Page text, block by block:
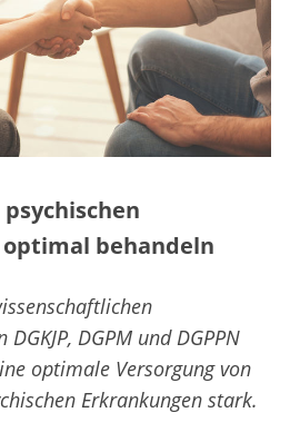
behandeln
DGPM und DGPPN
optimale Versorgung von
Erkrankungen stark.